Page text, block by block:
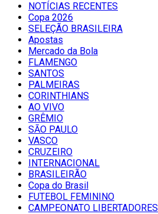
NOTÍCIAS RECENTES
Copa 2026
SELEÇÃO BRASILEIRA
Apostas
Mercado da Bola
FLAMENGO
SANTOS
PALMEIRAS
CORINTHIANS
AO VIVO
GRÊMIO
SĀO PAULO
VASCO
CRUZEIRO
INTERNACIONAL
BRASILEIRÃO
Copa do Brasil
FUTEBOL FEMININO
CAMPEONATO LIBERTADORES